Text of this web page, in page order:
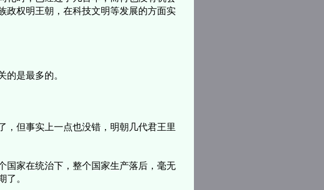
政权明王朝，在科技文明等发展的方面实
的是最多的。
但事实上一点也没错，明朝几代君王里
家在统治下，整个国家生产落后，毫无
了。